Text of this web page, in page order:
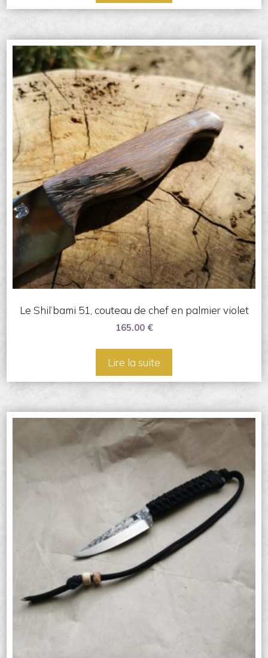
Le Shil’bami 51, couteau de chef en palmier violet
165.00 €
Lire la suite